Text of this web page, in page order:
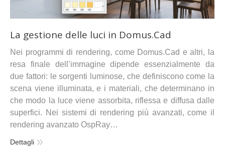
La gestione delle luci in Domus.Cad
Nei programmi di rendering, come Domus.Cad e altri, la
resa finale dell’immagine dipende essenzialmente da
due fattori: le sorgenti luminose, che definiscono come la
scena viene illuminata, e i materiali, che determinano in
che modo la luce viene assorbita, riflessa e diffusa dalle
superfici. Nei sistemi di rendering più avanzati, come il
rendering avanzato OspRay…
Dettagli